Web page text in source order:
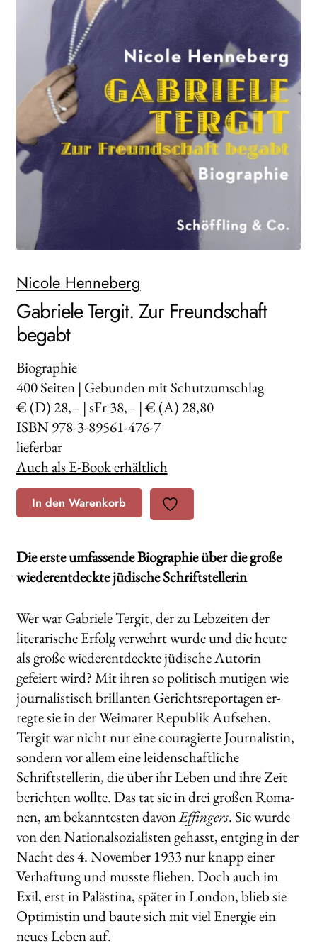
AKTUELLES
NEWSLETTER
WEITERE VERLAGE
Search:
Nicole Henneberg
Gabriele Tergit. Zur Freundschaft
begabt
Biographie
400Seiten | Gebunden mit Schutzumschlag
€ (D) 28,– | sFr 38,– | € (A) 28,80
ISBN 978-3-89561-476-7
lieferbar
Auch als E-Book erhältlich
In den Warenkorb
Die erste umfassende Biographie über die große
wiederentdeckte jüdische Schriftstellerin
Wer war Gabriele Tergit, der zu Lebzeiten der
literarische Erfolg verwehrt wurde und die heute
als große wiederent­deckte jüdische Autorin
gefeiert wird? Mit ihren so politisch mutigen wie
journalistisch brillanten Gerichtsreportagen er­
regte sie in der Weimarer Republik Aufsehen.
Tergit war nicht nur eine couragierte Journalistin,
sondern vor allem eine leidenschaftliche
Schriftstellerin, die über ihr Leben und ihre Zeit
berichten wollte. Das tat sie in drei großen Roma­
nen, am bekanntesten davonEffingers. Sie wurde
von den Nationalsozialisten gehasst, entging in der
Nacht des 4. November 1933 nur knapp einer
Verhaftung und musste fliehen. Doch auch im
Exil, erst in Palästina, später in Lon­don, blieb sie
Optimistin und baute sich mit viel Energie ein
neues Leben auf.